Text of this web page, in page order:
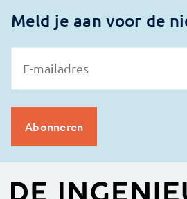
Meld je aan voor de